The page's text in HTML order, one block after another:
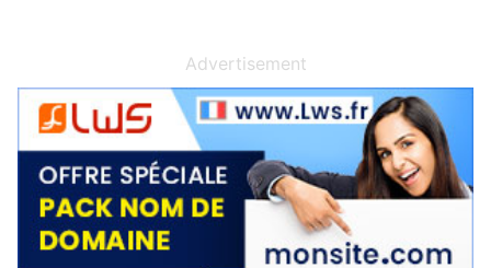
Advertisement